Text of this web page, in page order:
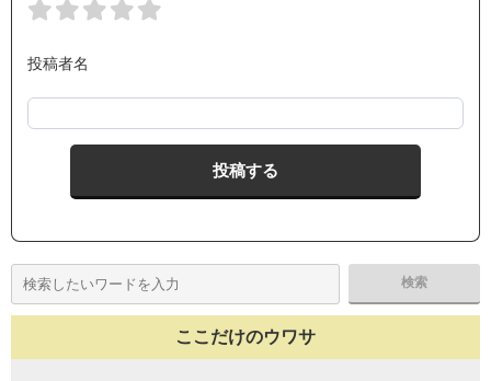
投稿者名
ここだけのウワサ